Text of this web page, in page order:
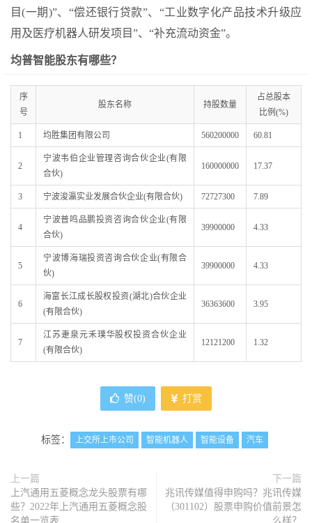
目(一期)”、“偿还银行贷款”、“工业数字化产品技术升级应
用及医疗机器人研发项目”、“补充流动资金”。
均普智能股东有哪些？
序
号
股东名称 持股数量
占总股本
比例(%)
1 均胜集团有限公司 560200000 60.81
2
宁波韦伯企业管理咨询合伙企业(有限
合伙)
160000000 17.37
3 宁波浚瀛实业发展合伙企业(有限合伙) 72727300 7.89
4
宁波普鸣品鹏投资咨询合伙企业(有限
合伙)
39900000 4.33
5
宁波博海瑞投资咨询合伙企业(有限合
伙)
39900000 4.33
6
海富长江成长股权投资(湖北)合伙企业
(有限合伙)
36363600 3.95
7
江苏疌泉元禾璞华股权投资合伙企业
(有限合伙)
12121200 1.32
赞(0) 打赏
标签： 上交所上市公司 智能机器人 智能设备 汽车
上一篇
上汽通用五菱概念龙头股票有哪
些？2022年上汽通用五菱概念股
名单一览表
下一篇
兆讯传媒值得申购吗？兆讯传媒
（301102）股票申购价值前景怎
么样？